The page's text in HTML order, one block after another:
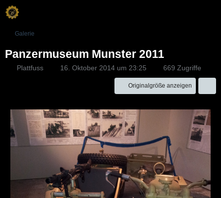
Galerie
Panzermuseum Munster 2011
Plattfuss 16. Oktober 2014 um 23:25 669 Zugriffe
Originalgröße anzeigen